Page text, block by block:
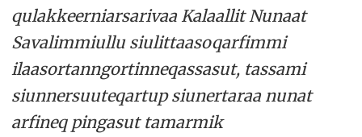
qulakkeerniarsarivaa Kalaallit Nunaat
Savalimmiullu siulittaasoqarfimmi
ilaasortanngortinneqassasut, tassami
siunnersuuteqartup siunertaraa nunat
arfineq pingasut tamarmik